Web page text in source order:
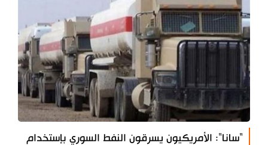
"سانا": الأمريكيون يسرقون النفط السوري بإستخدام